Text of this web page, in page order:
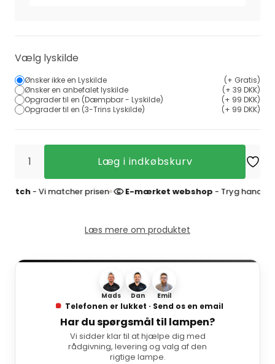
Vælg lyskilde
Ønsker ikke en Lyskilde
(+ Gratis)
Ønsker en anbefalet lyskilde
(+ 39 DKK)
Opgrader til en (Dæmpbar - Lyskilde)
(+ 99 DKK)
Opgrader til en (3-Trins Lyskilde)
(+ 99 DKK)
Læg i indkøbskurv
- Vi matcher prisen E-mærket webshop- Tryg handel og
Læs mere om produktet
Mads Dan Emil
Telefonen er lukket · Send os en email
Har du spørgsmål til lampen?
Vi sidder klar til at hjælpe dig med
rådgivning, levering og valg af den
rigtige lampe.